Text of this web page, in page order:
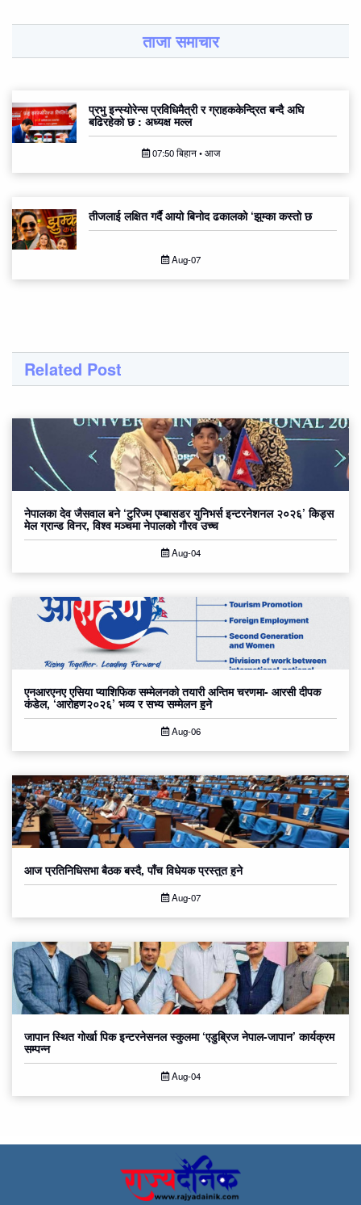
ताजा समाचार
प्रभु इन्स्योरेन्स प्रविधिमैत्री र ग्राहककेन्द्रित बन्दै अघि
बढिरहेको छ : अध्यक्ष मल्ल
07:50 बिहान • आज
तीजलाई लक्षित गर्दै आयो बिनोद ढकालको ‘झुम्का कस्तो छ
Aug-07
Related Post
नेपालका देव जैसवाल बने ‘टुरिज्म एम्बासडर युनिभर्स इन्टरनेशनल २०२६’ किड्स
मेल ग्रान्ड विनर, विश्व मञ्चमा नेपालको गौरव उच्च
Aug-04
एनआरएनए एसिया प्याशिफिक सम्मेलनको तयारी अन्तिम चरणमा- आरसी दीपक
कंडेल, ‘आरोहण२०२६’ भव्य र सभ्य सम्मेलन हुने
Aug-06
आज प्रतिनिधिसभा बैठक बस्दै, पाँच विधेयक प्रस्तुत हुने
Aug-07
जापान स्थित गोर्खा पिक इन्टरनेसनल स्कुलमा ‘एडुब्रिज नेपाल-जापान’ कार्यक्रम
सम्पन्न
Aug-04